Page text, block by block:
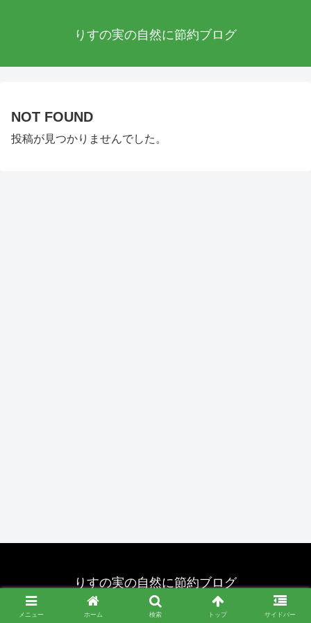
りすの実の自然に節約ブログ
NOT FOUND
投稿が見つかりませんでした。
りすの実の自然に節約ブログ
© 2020 りすの実の自然に節約ブログ.
メニュー ホーム 検索 トップ サイドバー